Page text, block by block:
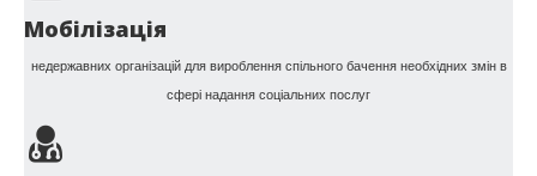
Мобілізація
недержавних організацій для вироблення спільного бачення необхідних змін в
сфері надання соціальних послуг